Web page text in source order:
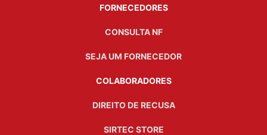
FORNECEDORES
CONSULTA NF
SEJA UM FORNECEDOR
COLABORADORES
DIREITO DE RECUSA
SIRTEC STORE